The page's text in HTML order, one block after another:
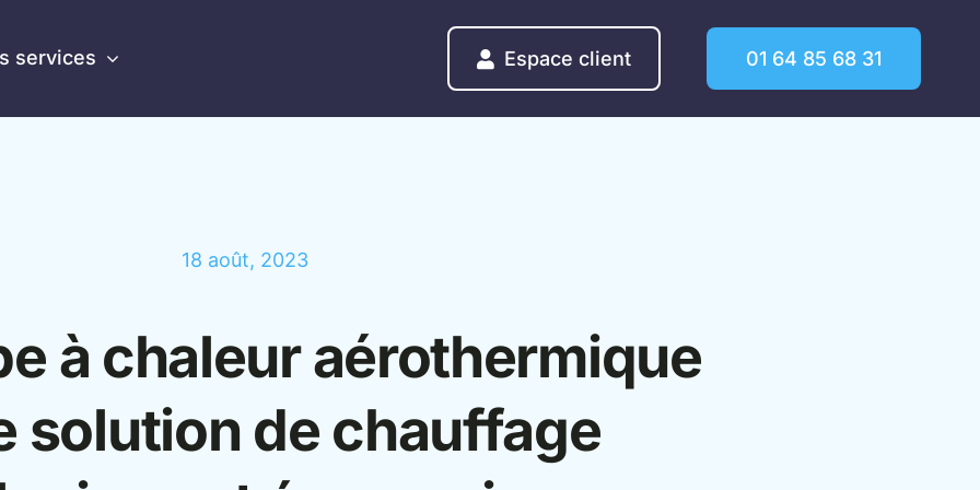
services Espace client 01 64 85 68 31
18 août, 2023
à chaleur aérothermique
solution de chauffage